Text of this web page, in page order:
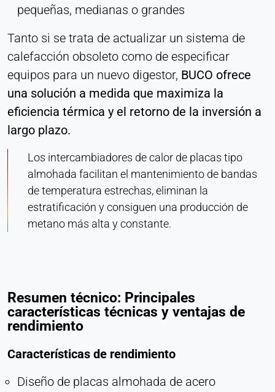
pequeñas, medianas o grandes
Tanto si se trata de actualizar un sistema de
calefacción obsoleto como de especificar
equipos para un nuevo digestor, BUCO ofrece
una solución a medida que maximiza la
eficiencia térmica y el retorno de la inversión a
largo plazo.
Los intercambiadores de calor de placas tipo
almohada facilitan el mantenimiento de bandas
de temperatura estrechas, eliminan la
estratificación y consiguen una producción de
metano más alta y constante.
Resumen técnico: Principales
características técnicas y ventajas de
rendimiento
Características de rendimiento
Diseño de placas almohada de acero